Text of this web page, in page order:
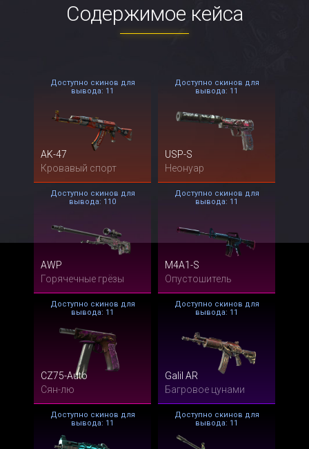
Содержимое кейса
AK-47
Кровавый спорт
Доступно скинов для
вывода: 11
USP-S
Неонуар
Доступно скинов для
вывода: 11
AWP
Горячечные грёзы
Доступно скинов для
вывода: 110
M4A1-S
Опустошитель
Доступно скинов для
вывода: 11
CZ75-Auto
Сян-лю
Доступно скинов для
вывода: 11
Galil AR
Багровое цунами
Доступно скинов для
вывода: 11
Доступно скинов для
вывода: 11
Доступно скинов для
вывода: 11